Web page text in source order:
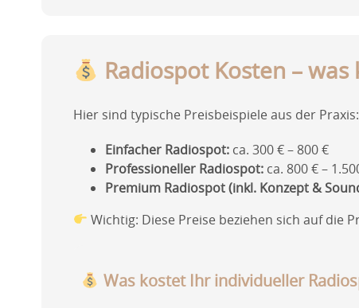
Radiospot Kosten –
Hier sind typische Preisbeispiele aus der Praxis:
Einfacher Radiospot:ca. 300 € – 800 €
Professioneller Radiospot:ca. 800 € –
Premium Radiospot (inkl. Konzept &
Wichtig: Diese Preise beziehen sich auf die
Was kostet Ihr individueller